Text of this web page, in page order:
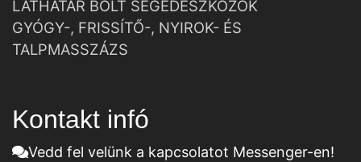
LÁTHATÁR BOLT SEGÉDESZKÖZÖK
GYÓGY-, FRISSÍTŐ-, NYIROK- ÉS
TALPMASSZÁZS
Kontakt infó
Vedd fel velünk a kapcsolatot Messenger-en!